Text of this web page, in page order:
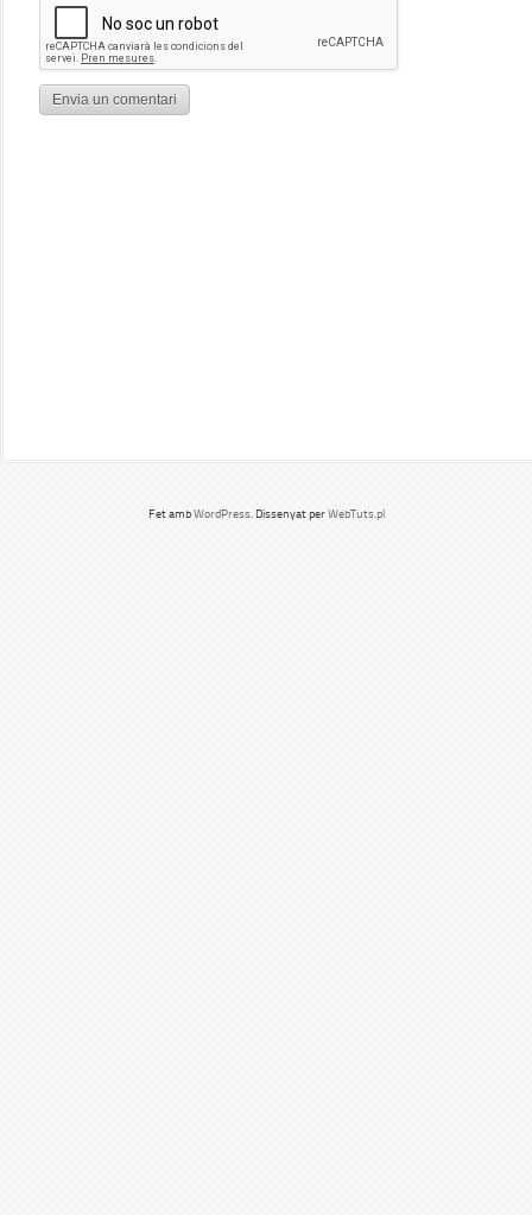
Fet ambWordPress. Dissenyat perWebTuts.pl